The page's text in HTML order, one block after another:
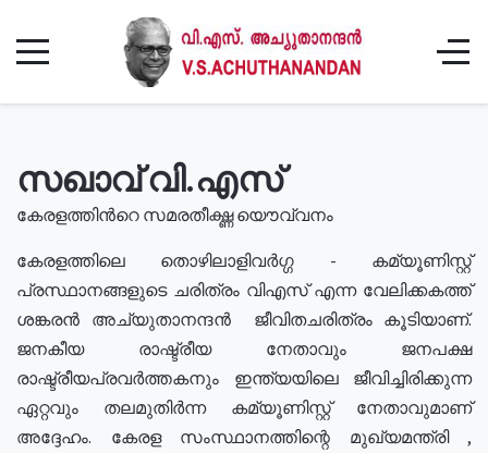
സഖാവ് വി.എസ്
കേരളത്തിൻറെ സമരതീക്ഷ്ണ യൌവ്വനം
കേരളത്തിലെ തൊഴിലാളിവർഗ്ഗ - കമ്യൂണിസ്റ്റ്
പ്രസ്ഥാനങ്ങളുടെ ചരിത്രം വിഎസ് എന്ന വേലിക്കകത്ത്
ശങ്കരൻ അച്യുതാനന്ദൻ ജീവിതചരിത്രം കൂടിയാണ്.
ജനകീയ രാഷ്ട്രീയ നേതാവും ജനപക്ഷ
രാഷ്ട്രീയപ്രവർത്തകനും ഇന്ത്യയിലെ ജീവിച്ചിരിക്കുന്ന
ഏറ്റവും തലമുതിർന്ന കമ്യൂണിസ്റ്റ് നേതാവുമാണ്
അദ്ദേഹം. കേരള സംസ്ഥാനത്തിന്റെ മുഖ്യമന്ത്രി ,